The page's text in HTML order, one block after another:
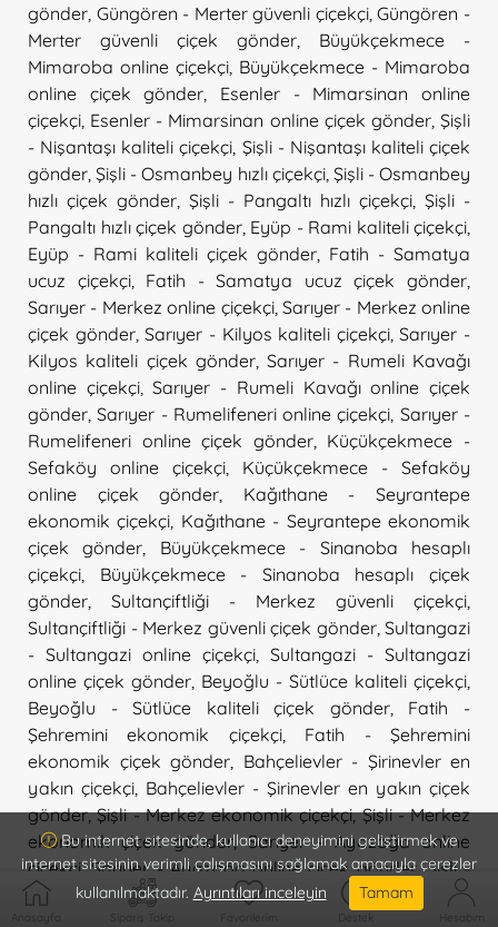
gönder Güngören - Merter güvenli çiçekçi,Güngören -
Merter güvenli çiçek gönder
Büyükçekmece -
Mimaroba online çiçekçi Büyükçekmece - Mimaroba
online çiçek gönder
Esenler - Mimarsinan online
çiçekçi Esenler - Mimarsinan online çiçek gönder,Şişli
- Nişantaşı kaliteli çiçekçi Şişli - Nişantaşı kaliteli çiçek
gönder ,Şişli - Osmanbey hızlı çiçekçi, Şişli - Osmanbey
hızlı çiçek gönder Şişli - Pangaltı hızlı çiçekçi Şişli -
Pangaltı hızlı çiçek gönder, Eyüp - Rami kaliteli çiçekçi
Eyüp - Rami kaliteli çiçek gönder Fatih - Samatya
ucuz çiçekçi, Fatih - Samatya ucuz çiçek gönder
Sarıyer - Merkez online çiçekçi, Sarıyer - Merkez online
çiçek gönder,Sarıyer - Kilyos kaliteli çiçekçi,Sarıyer -
Kilyos kaliteli çiçek gönder,Sarıyer - Rumeli Kavağı
online çiçekçi,Sarıyer - Rumeli Kavağı online çiçek
gönder ,Sarıyer - Rumelifeneri online çiçekçi Sarıyer -
Rumelifeneri online çiçek gönder, Küçükçekmece -
Sefaköy online çiçekçi
Küçükçekmece - Sefaköy
online çiçek gönder
Kağıthane - Seyrantepe
ekonomik çiçekçi Kağıthane - Seyrantepe ekonomik
çiçek gönder
Büyükçekmece - Sinanoba hesaplı
çiçekçi
Büyükçekmece - Sinanoba hesaplı çiçek
gönder
Sultançiftliği - Merkez güvenli çiçekçi
Sultançiftliği - Merkez güvenli çiçek gönder, Sultangazi
- Sultangazi online çiçekçi
Sultangazi - Sultangazi
online çiçek gönder Beyoğlu - Sütlüce kaliteli çiçekçi
Beyoğlu - Sütlüce kaliteli çiçek gönder, Fatih -
Şehremini ekonomik çiçekçi, Fatih - Şehremini
ekonomik çiçek gönder
Bahçelievler - Şirinevler en
yakın çiçekçi Bahçelievler - Şirinevler en yakın çiçek
gönder,Şişli - Merkez ekonomik çiçekçi,Şişli - Merkez
ekonomik çiçek gönder,Sarıyer - Ayazağa online
çiçekçi,Sarıyer - Ayazağa online çiçek gönder,Şişli -
Bomonti güvenli çiçekçi,Şişli - Bomonti güvenli çiçek
gönder
Şişli - Esentepe güvenli çiçekçi, Şişli - Esentepe
Anasayfa Sipariş Takip Favorilerim Destek Hesabım
Bu internet sitesinde, kullanıcı deneyimini geliştirmek ve
internet sitesinin verimli çalışmasını sağlamak amacıyla çerezler
kullanılmaktadır. Ayrıntıları inceleyin Tamam